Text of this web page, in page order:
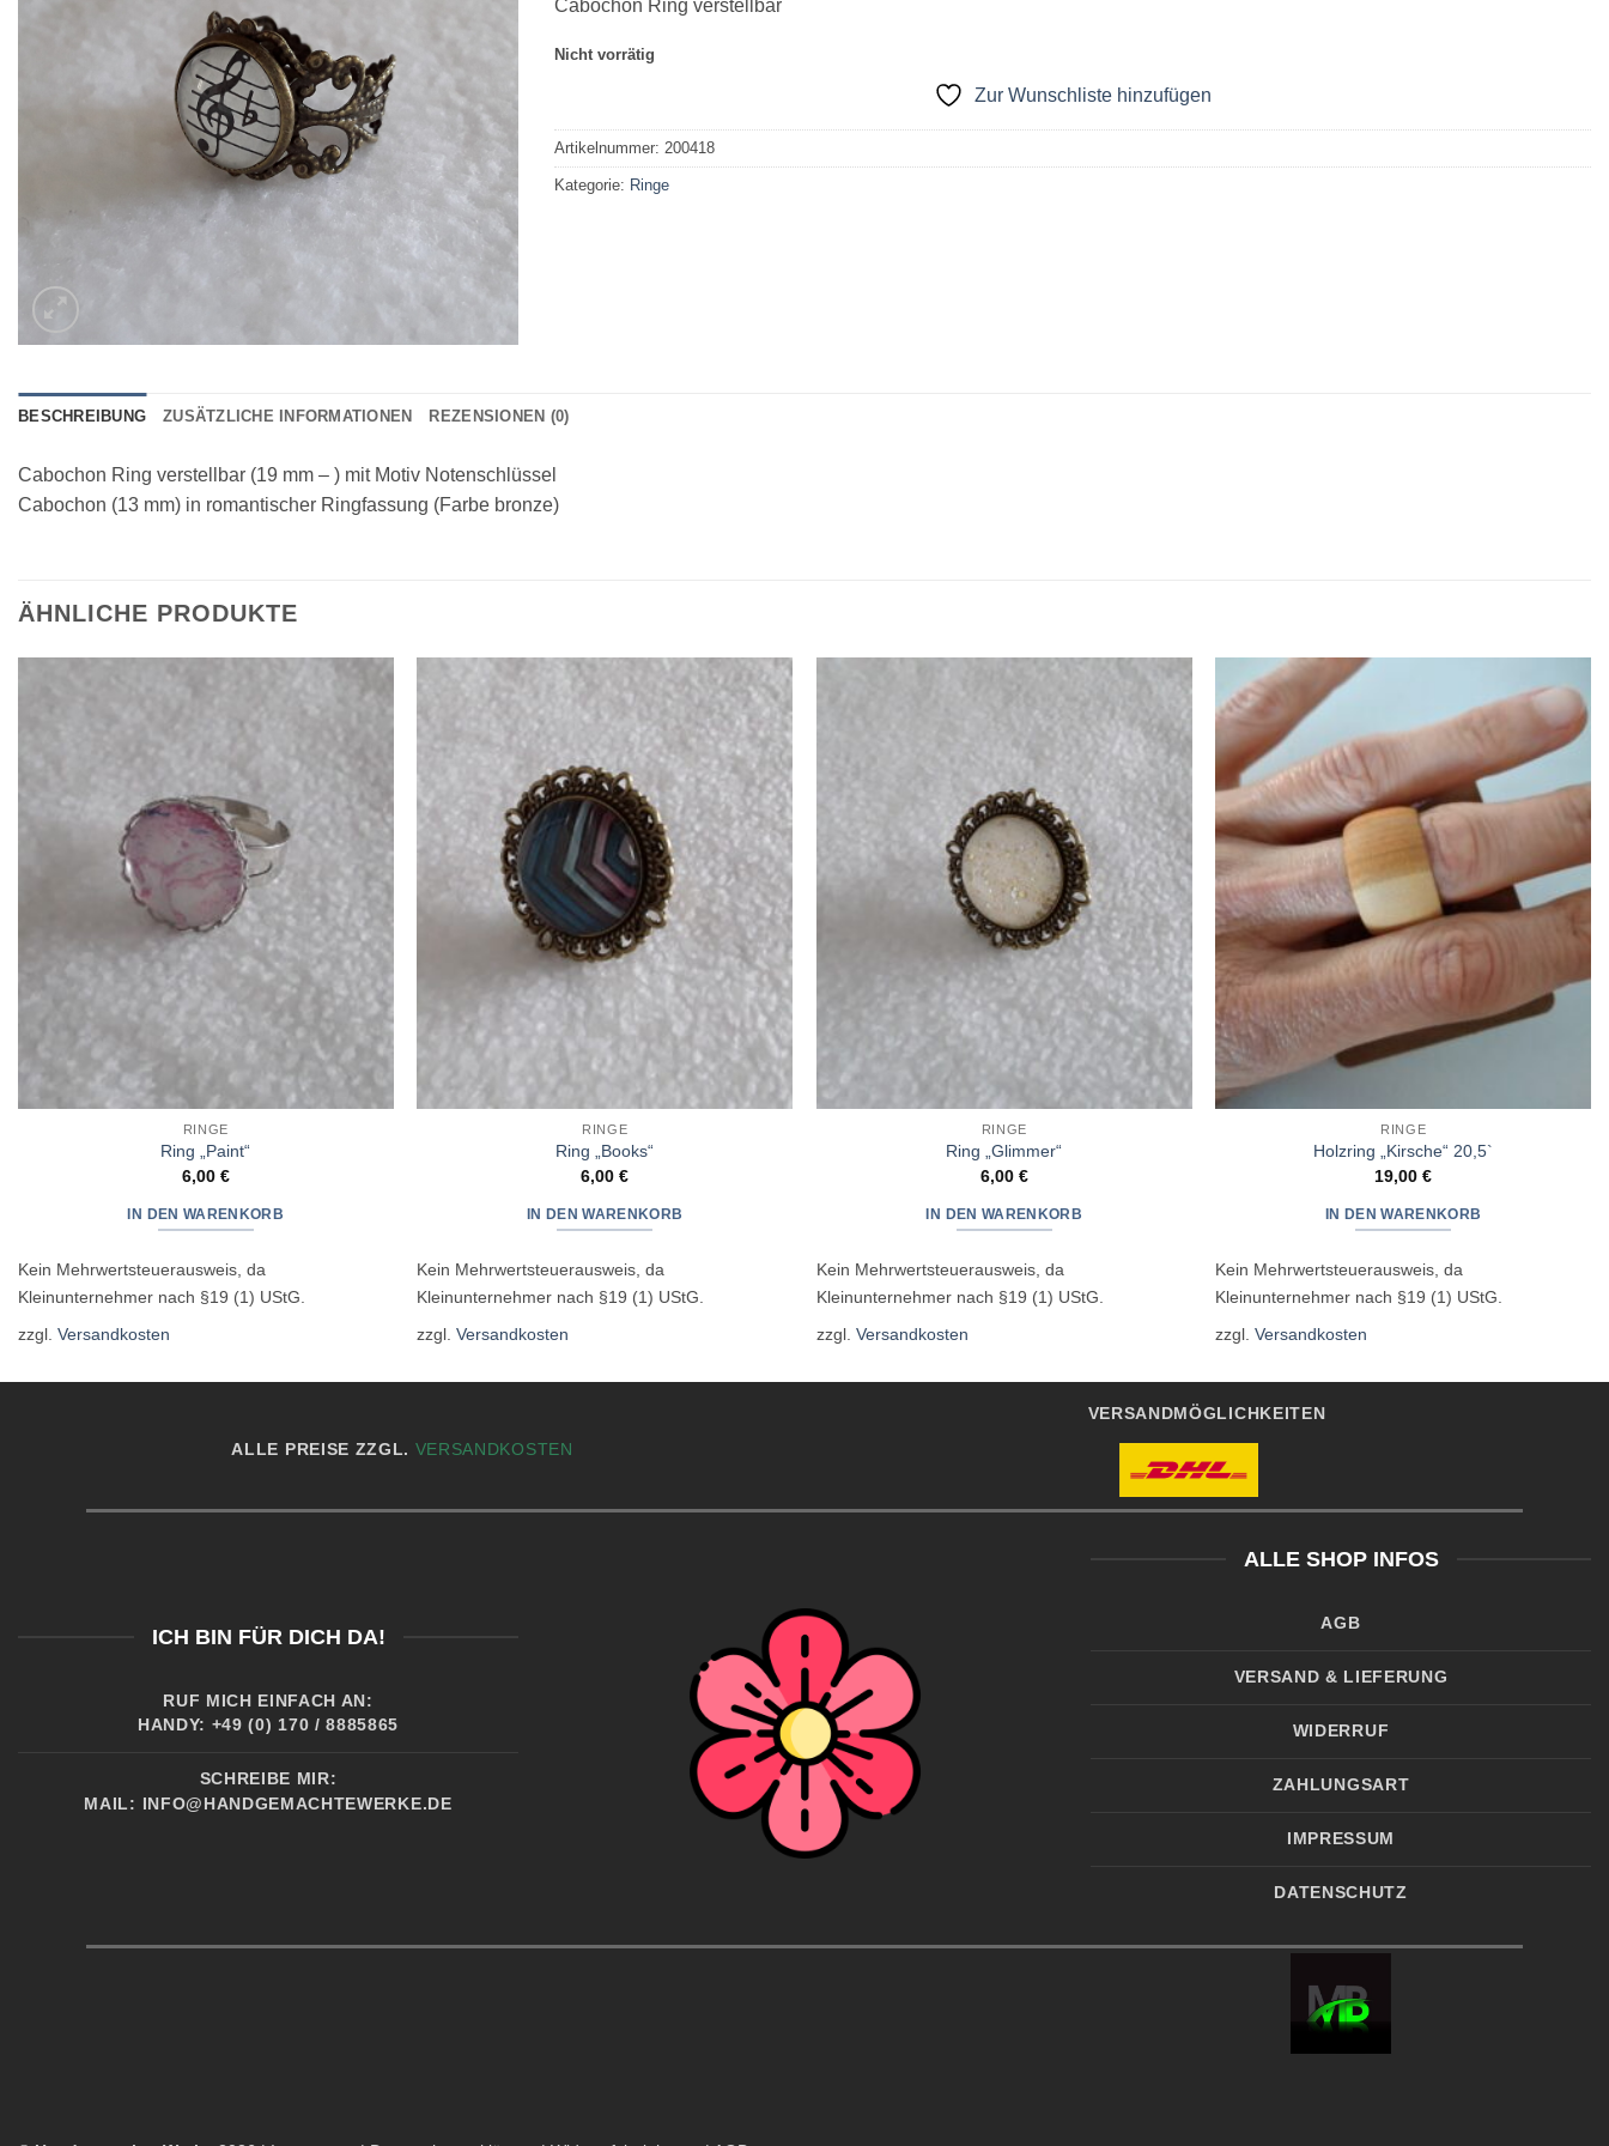
Cabochon Ring verstellbar
Nicht vorrätig
Zur Wunschliste hinzufügen
Artikelnummer: 200418
Kategorie: Ringe
BESCHREIBUNG ZUSÄTZLICHE INFORMATIONEN REZENSIONEN (0)
Cabochon Ring verstellbar (19 mm – ) mit Motiv Notenschlüssel
Cabochon (13 mm) in romantischer Ringfassung (Farbe bronze)
ÄHNLICHE PRODUKTE
hinzufügen
RINGE
Ring „Paint“
6,00 €
IN DEN WARENKORB
Kein Mehrwertsteuerausweis, da
Kleinunternehmer nach §19 (1) UStG.
zzgl. Versandkosten
Zur
Wunschliste
hinzufügen
RINGE
Ring „Books“
6,00€
IN DEN WARENKORB
Kein Mehrwertsteuerausweis, da
Kleinunternehmer nach §19 (1) UStG.
zzgl.Versandkosten
Wunschliste
hinzufügen
RINGE
Ring „Glimmer“
6,00 €
IN DEN WARENKORB
Kein Mehrwertsteuerausweis, da
Kleinunternehmer nach §19 (1) UStG.
zzgl. Versandkosten
Zur
Wunschliste
hinzufügen
RINGE
Holzring „Kirsche“ 20,5`
19,00€
IN DEN WARENKORB
Kein Mehrwertsteuerausweis, da
Kleinunternehmer nach §19 (1) UStG.
zzgl.Versandkosten
ALLE PREISE ZZGL. VERSANDKOSTEN
VERSANDMÖGLICHKEITEN
ICH BIN FÜR DICH DA!
RUF MICH EINFACH AN:
HANDY: +49 (0) 170 / 8885865
SCHREIBE MIR:
MAIL:
INFO@HANDGEMACHTEWERKE.DE
ALLE SHOP INFOS
AGB
VERSAND & LIEFERUNG
WIDERRUF
ZAHLUNGSART
IMPRESSUM
DATENSCHUTZ